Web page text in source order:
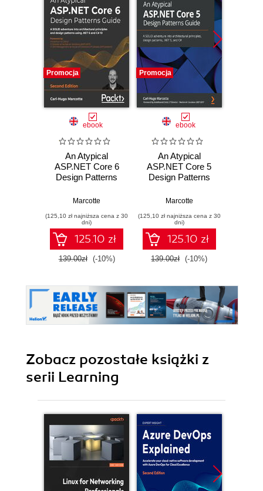
Promocja
ebook
An Atypical
ASP.NET Core 6
Design Patterns
adventure into
principles and
design patterns
using .NET 6 and
C# 10 - Second
Edition
Marcotte
(125,10 zł najniższa cena z 30
dni)
125.10 zł
139.00zł (-10%)
Promocja
ebook
An Atypical
ASP.NET Core 5
Design Patterns
adventure into
principles, design
patterns, .NET 5,
and C#
Marcotte
(125,10 zł najniższa cena z 30
dni)
125.10 zł
139.00zł (-10%)
Zobacz pozostałe książki z
serii Learning